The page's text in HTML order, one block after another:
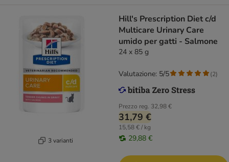
3 varianti
Hill's Prescription Diet c/d
Multicare Urinary Care
umido per gatti - Salmone
24 x 85 g
Prezzo reg. 32,98 €
31,79 €
15,58 € / kg
29,88 €
Valutazione: 5/5 (2)